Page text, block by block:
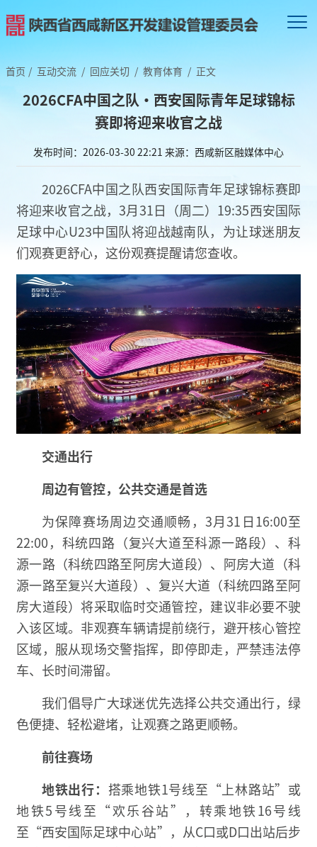
首页 / 互动交流 / 回应关切 / 教育体育 / 正文
2026CFA中国之队・西安国际青年足球锦标
赛即将迎来收官之战
发布时间：2026-03-30 22:21 来源：西咸新区融媒体中心
2026CFA中国之队西安国际青年足球锦标赛即
将迎来收官之战，3月31日（周二）19:35西安国际
足球中心U23中国队将迎战越南队，为让球迷朋友
们观赛更舒心，这份观赛提醒请您查收。
交通出行
周边有管控，公共交通是首选
为保障赛场周边交通顺畅，3月31日16:00至
22:00，科统四路（复兴大道至科源一路段）、科
源一路（科统四路至阿房大道段）、阿房大道（科
源一路至复兴大道段）、复兴大道（科统四路至阿
房大道段）将采取临时交通管控，建议非必要不驶
入该区域。非观赛车辆请提前绕行，避开核心管控
区域，服从现场交警指挥，即停即走，严禁违法停
车、长时间滞留。
我们倡导广大球迷优先选择公共交通出行，绿
色便捷、轻松避堵，让观赛之路更顺畅。
前往赛场
地铁出行： 搭乘地铁1号线至“上林路站”或
地铁5号线至“欢乐谷站”，转乘地铁16号线
至“西安国际足球中心站”，从C口或D口出站后步